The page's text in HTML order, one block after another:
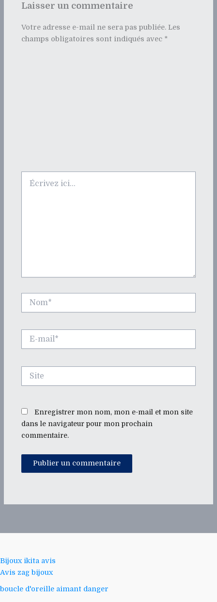
Laisser un commentaire
Votre adresse e-mail ne sera pas publiée. Les
champs obligatoires sont indiqués avec *
ici…
mail*
Enregistrer mon nom, mon e-mail et mon site
dans le navigateur pour mon prochain
commentaire.
Bijoux ikita avis
Avis zag bijoux
boucle d'oreille aimant danger